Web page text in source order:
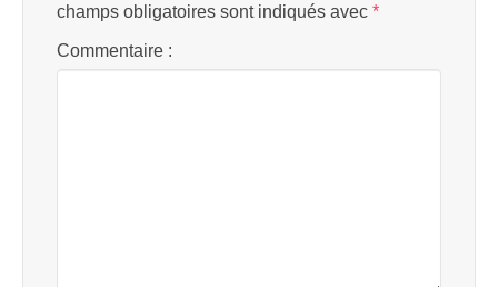
champs obligatoires sont indiqués avec *
Commentaire :